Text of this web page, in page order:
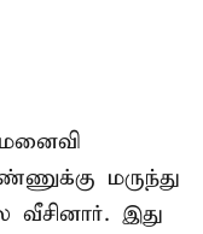
மருந்து
வீசினார். இது